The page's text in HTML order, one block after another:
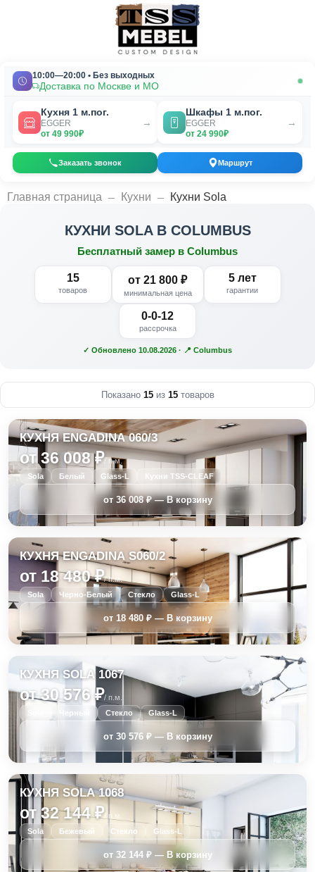
10:00—20:00 • Без выходных
Доставка по Москве и МО
Кухня 1 м.пог.
EGGER
от 49 990₽
→
Шкафы 1 м.пог.
EGGER
от 24 990₽
→
Заказать звонок Маршрут
Главная страница Кухни Кухни Sola
КУХНИ SOLA В COLUMBUS
Бесплатный замер в Columbus
15
товаров
от 21 800 ₽
минимальная цена
5 лет
гарантии
0-0-12
рассрочка
✓ Обновлено 10.08.2026 · 📍 Columbus
Показано 15из 15товаров
КУХНЯ ENGADINA 060/3
от 36 008 ₽/ п.м.
Sola
Белый Glass-L Кухни TSS-CLEAF
КУХНЯ ENGADINA S060/2
от 18 480 ₽/ п.м.
Sola
Черно-Белый Стекло Glass-L
КУХНЯ SOLA 1067
от 30 576 ₽/ п.м.
Черный Стекло Glass-L
КУХНЯ SOLA 1068
от 32 144 ₽/ п.м.
Sola
Бежевый Стекло Glass-L